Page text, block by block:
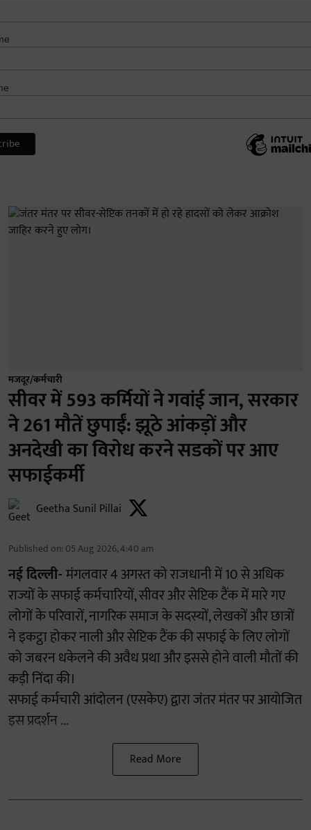
मजदूर/कर्मचारी
सीवर में 593 कर्मियों ने गवांई जान, सरकार
ने 261 मौतें छुपाईं: झूठे आंकड़ों और
अनदेखी का विरोध करने सडकों पर आए
सफाईकर्मी
Geetha Sunil Pillai
Published on: 05 Aug 2026, 4:40 am
नई दिल्ली-मंगलवार 4 अगस्त को राजधानी में 10 से अधिक
राज्यों के सफाई कर्मचारियों, सीवर और सेप्टिक टैंक में मारे गए
लोगों के परिवारों, नागरिक समाज के सदस्यों, लेखकों और छात्रों
ने इकट्ठा होकर नाली और सेप्टिक टैंक की सफाई के लिए लोगों
को जबरन धकेलने की अवैध प्रथा और इससे होने वाली मौतों की
कड़ी निंदा की।
सफाई कर्मचारी आंदोलन (एसकेए) द्वारा जंतर मंतर पर आयोजित
इस प्रदर्शन ...
Read More